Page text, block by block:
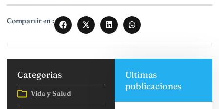
Compartir en :
Categorias
Vida y Salud
Ultimas
publicaciones